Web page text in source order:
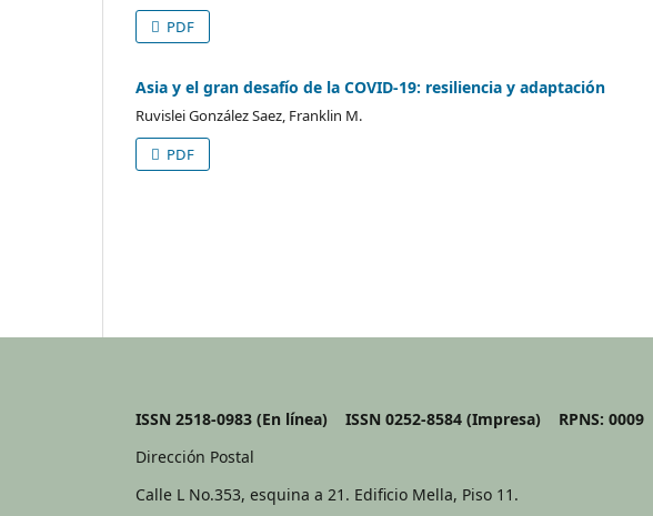
PDF
Asia y el gran desafío de la COVID-19: resiliencia y adaptación
Ruvislei González Saez, Franklin M.
PDF
ISSN 2518-0983 (En línea) ISSN 0252-8584 (Impresa) RPNS: 0009
Dirección Postal
Calle L No.353, esquina a 21. Edificio Mella, Piso 11.